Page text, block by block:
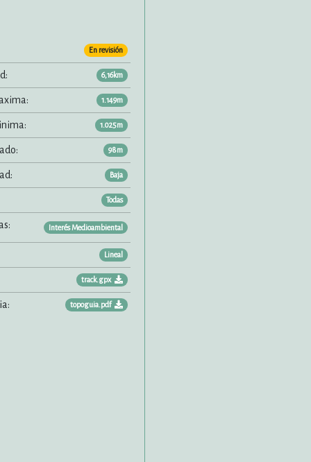
En revisión
6,16km
1.149m
1.025m
98m
Baja
Todas
Interés Medioambiental
Lineal
track.gpx
topoguia.pdf